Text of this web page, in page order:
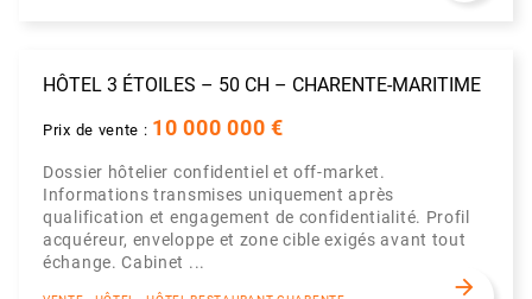
HÔTEL 3 ÉTOILES – 50 CH – CHARENTE-MARITIME
Prix de vente : 10 000 000 €
Dossier hôtelier confidentiel et off-market.
Informations transmises uniquement après
qualification et engagement de confidentialité. Profil
acquéreur, enveloppe et zone cible exigés avant tout
échange. Cabinet ...
arrow_forward